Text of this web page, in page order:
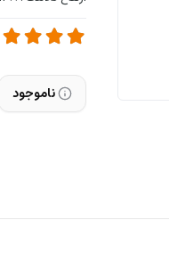
ناموجود